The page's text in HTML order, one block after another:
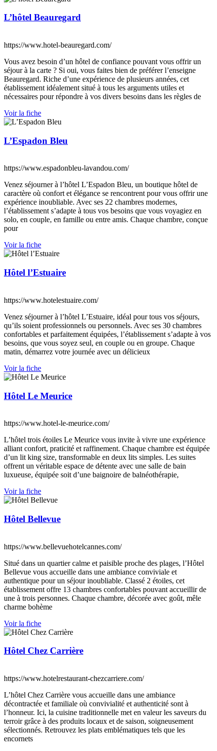
L’hôtel Beauregard
https://www.hotel-beauregard.com/
Vous avez besoin d’un hôtel de confiance pouvant vous offrir un
séjour à la carte ? Si oui, vous faites bien de préférer l’enseigne
Beauregard. Riche d’une expérience de plusieurs années, cet
établissement idéalement situé à tous les arguments utiles et
nécessaires pour répondre à vos divers besoins dans les règles de
Voir la fiche
L’Espadon Bleu
https://www.espadonbleu-lavandou.com/
Venez séjourner à l’hôtel L’Espadon Bleu, un boutique hôtel de
caractère où confort et élégance se rencontrent pour vous offrir une
expérience inoubliable. Avec ses 22 chambres modernes,
l’établissement s’adapte à tous vos besoins que vous voyagiez en
solo, en couple, en famille ou entre amis. Chaque chambre, conçue
pour
Voir la fiche
Hôtel l’Estuaire
https://www.hotelestuaire.com/
Venez séjourner à l’hôtel L’Estuaire, idéal pour tous vos séjours,
qu’ils soient professionnels ou personnels. Avec ses 30 chambres
confortables et parfaitement équipées, l’établissement s’adapte à vos
besoins, que vous soyez seul, en couple ou en groupe. Chaque
matin, démarrez votre journée avec un délicieux
Voir la fiche
Hôtel Le Meurice
https://www.hotel-le-meurice.com/
L’hôtel trois étoiles Le Meurice vous invite à vivre une expérience
alliant confort, praticité et raffinement. Chaque chambre est équipée
d’un lit king size, transformable en deux lits simples. Les suites
offrent un véritable espace de détente avec une salle de bain
luxueuse, équipée soit d’une baignoire de balnéothérapie,
Voir la fiche
Hôtel Bellevue
https://www.bellevuehotelcannes.com/
Situé dans un quartier calme et paisible proche des plages, l’Hôtel
Bellevue vous accueille dans une ambiance conviviale et
authentique pour un séjour inoubliable. Classé 2 étoiles, cet
établissement offre 13 chambres confortables pouvant accueillir de
une à trois personnes. Chaque chambre, décorée avec goût, mêle
charme bohème
Voir la fiche
Hôtel Chez Carrière
https://www.hotelrestaurant-chezcarriere.com/
L’hôtel Chez Carrière vous accueille dans une ambiance
décontractée et familiale où convivialité et authenticité sont à
l’honneur. Ici, la cuisine traditionnelle met en valeur les saveurs du
terroir grâce à des produits locaux et de saison, soigneusement
sélectionnés. Retrouvez les plats emblématiques tels que les
encornets